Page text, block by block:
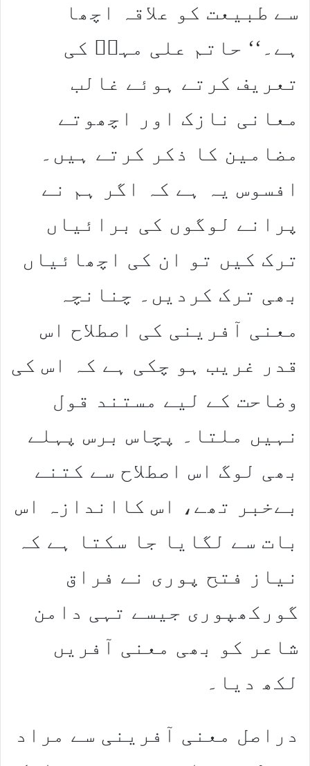
سے طبیعت کو علاقہ اچھا
ہے۔‘‘ حاتم علی مہرؔ کی
تعریف کرتے ہوئے غالب
معانی نازک اور اچھوتے
مضامین کا ذکر کرتے ہیں۔
افسوس یہ ہے کہ اگر ہم نے
پرانے لوگوں کی برائیاں
ترک کیں تو ان کی اچھائیاں
بھی ترک کردیں۔ چنانچہ
معنی آفرینی کی اصطلاح اس
قدر غریب ہو چکی ہے کہ اس کی
وضاحت کے لیے مستند قول
نہیں ملتا۔ پچاس برس پہلے
بھی لوگ اس اصطلاح سے کتنے
بےخبر تھے، اس کااندازہ اس
بات سے لگایا جا سکتا ہے کہ
نیاز فتح پوری نے فراق
گورکھپوری جیسے تہی دامن
شاعر کو بھی معنی آفریں
لکھ دیا۔
دراصل معنی آفرینی سے مراد